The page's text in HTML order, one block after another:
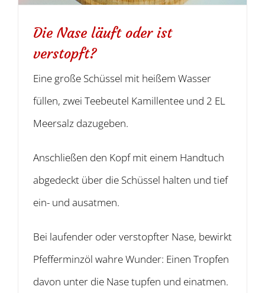
Die Nase läuft oder ist
verstopft?
Eine große Schüssel mit heißem Wasser
füllen, zwei Teebeutel Kamillentee und 2 EL
Meersalz dazugeben.
Anschließen den Kopf mit einem Handtuch
abgedeckt über die Schüssel halten und tief
ein- und ausatmen.
Bei laufender oder verstopfter Nase, bewirkt
Pfefferminzöl wahre Wunder: Einen Tropfen
davon unter die Nase tupfen und einatmen.